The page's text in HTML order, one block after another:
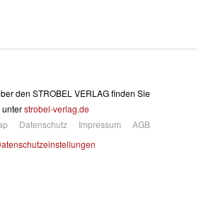
den STROBEL VERLAG finden Sie
unterstrobel-verlag.de
Datenschutz Impressum
AGB